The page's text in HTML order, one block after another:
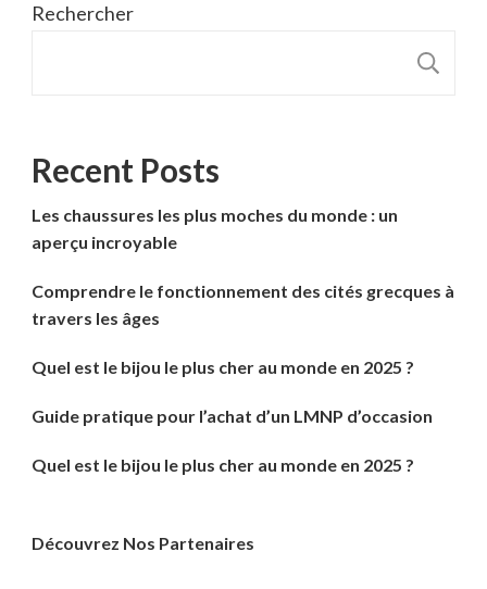
Rechercher
Recent Posts
Les chaussures les plus moches du monde : un
aperçu incroyable
Comprendre le fonctionnement des cités grecques à
travers les âges
Quel est le bijou le plus cher au monde en 2025 ?
Guide pratique pour l’achat d’un LMNP d’occasion
Quel est le bijou le plus cher au monde en 2025 ?
Découvrez Nos Partenaires